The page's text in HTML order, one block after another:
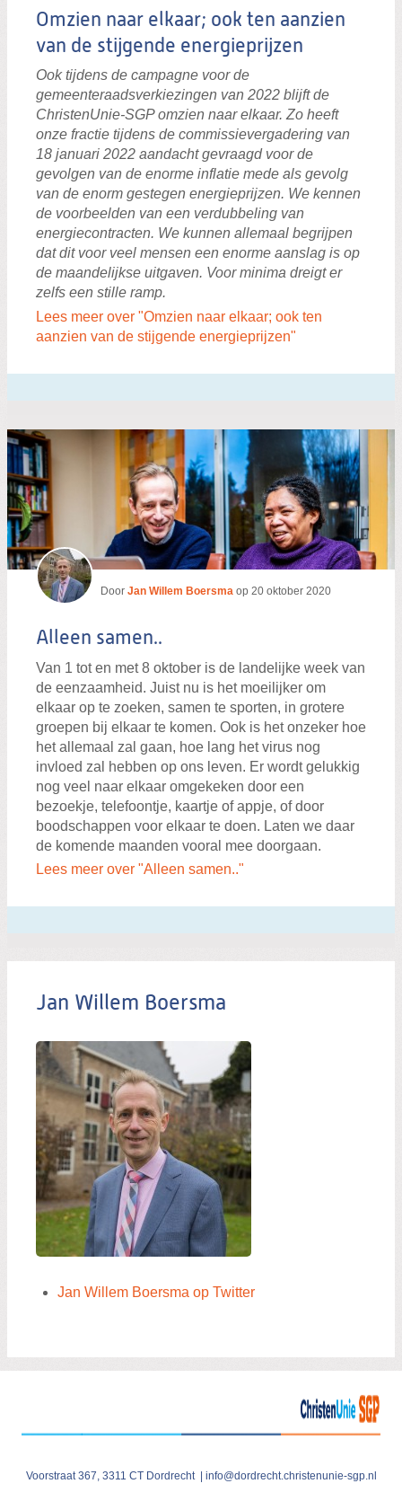
Omzien naar elkaar; ook ten aanzien
van de stijgende energieprijzen
Ook tijdens de campagne voor de
gemeenteraadsverkiezingen van 2022 blijft de
ChristenUnie-SGP omzien naar elkaar. Zo heeft
onze fractie tijdens de commissievergadering van
18 januari 2022 aandacht gevraagd voor de
gevolgen van de enorme inflatie mede als gevolg
van de enorm gestegen energieprijzen. We kennen
de voorbeelden van een verdubbeling van
energiecontracten. We kunnen allemaal begrijpen
dat dit voor veel mensen een enorme aanslag is op
de maandelijkse uitgaven. Voor minima dreigt er
zelfs een stille ramp.
Lees meer over "Omzien naar elkaar; ook ten
aanzien van de stijgende energieprijzen"
Door Jan Willem Boersma op 20 oktober 2020
Alleen samen..
Van 1 tot en met 8 oktober is de landelijke week van
de eenzaamheid. Juist nu is het moeilijker om
elkaar op te zoeken, samen te sporten, in grotere
groepen bij elkaar te komen. Ook is het onzeker hoe
het allemaal zal gaan, hoe lang het virus nog
invloed zal hebben op ons leven. Er wordt gelukkig
nog veel naar elkaar omgekeken door een
bezoekje, telefoontje, kaartje of appje, of door
boodschappen voor elkaar te doen. Laten we daar
de komende maanden vooral mee doorgaan.
Lees meer over "Alleen samen.."
Jan Willem Boersma
Jan Willem Boersma op Twitter
Voorstraat 367, 3311 CT Dordrecht | info@dordrecht.christenunie-sgp.nl